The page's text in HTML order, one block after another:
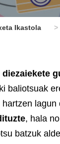
Ikastola >
baliotsuak
lagun
, hala
batzuk